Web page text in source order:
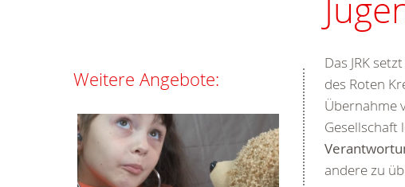
Das JRK
des Roten
Übernahme
Gesellschaft
andere zu
Weitere Angebote: